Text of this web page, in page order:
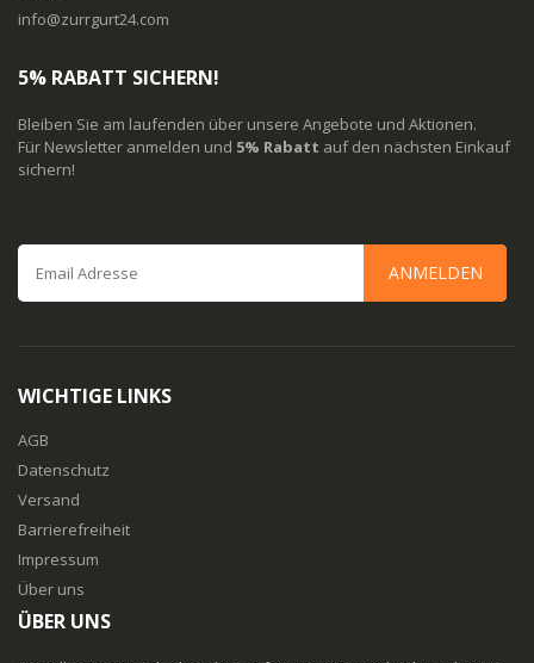
info@zurrgurt24.com
5% RABATT SICHERN!
Bleiben Sie am laufenden über unsere Angebote und Aktionen.
Für Newsletter anmelden und 5% Rabatt auf den nächsten Einkauf
sichern!
ANMELDEN
WICHTIGE LINKS
AGB
Datenschutz
Versand
Barrierefreiheit
Impressum
Über uns
ÜBER UNS